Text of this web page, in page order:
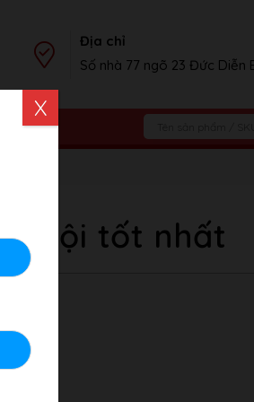
Địa chỉ
Số nhà 77 ngõ 23 Đức Diễn
Nội tốt nhất
X